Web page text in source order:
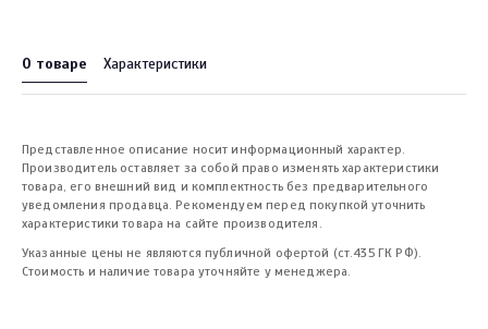
О товаре Характеристики
Представленное описание носит информационный характер.
Производитель оставляет за собой право изменять характеристики
товара, его внешний вид и комплектность без предварительного
уведомления продавца. Рекомендуем перед покупкой уточнить
характеристики товара на сайте производителя.
Указанные цены не являются публичной офертой (ст.435 ГК РФ).
Стоимость и наличие товара уточняйте у менеджера.